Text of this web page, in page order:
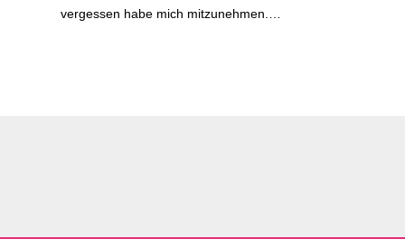
vergessen habe mich mitzunehmen.…